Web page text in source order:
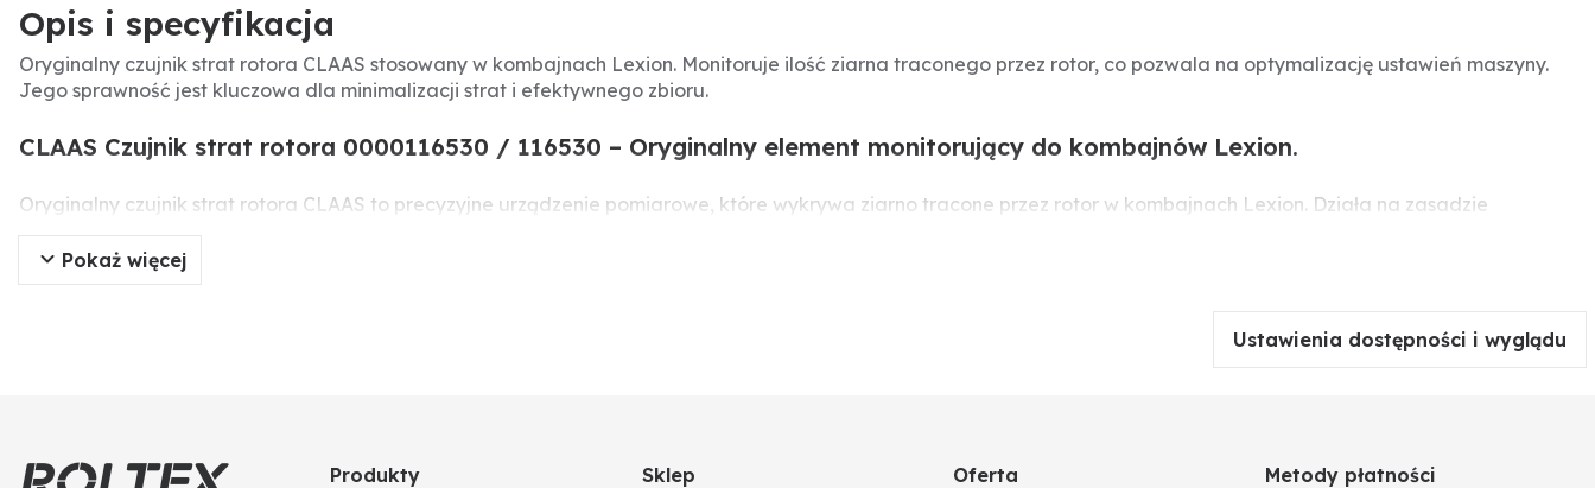
Opis i specyfikacja
Oryginalny czujnik strat rotora CLAAS stosowany w kombajnach Lexion. Monitoruje ilość ziarna traconego przez rotor, co pozwala na optymalizację ustawień maszyny.
Jego sprawność jest kluczowa dla minimalizacji strat i efektywnego zbioru.
CLAAS Czujnik strat rotora 0000116530 / 116530 – Oryginalny element monitorujący do kombajnów Lexion.
Oryginalny czujnik strat rotora CLAAS to precyzyjne urządzenie pomiarowe, które wykrywa ziarno tracone przez rotor w kombajnach Lexion. Działa na zasadzie
rejestracji uderzeń ziarna w płytkę piezoelektryczną, generując sygnał elektryczny. Sprawny czujnik zapewnia dokładne monitorowanie strat, co pozwala na szybką
korektę parametrów i zwiększenie wydajności zbioru.
Zastosowanie:Kombajny CLAAS Lexion
Pokaż więcej
Ustawienia dostępności i wyglądu
Produkty Sklep Oferta Metody płatności